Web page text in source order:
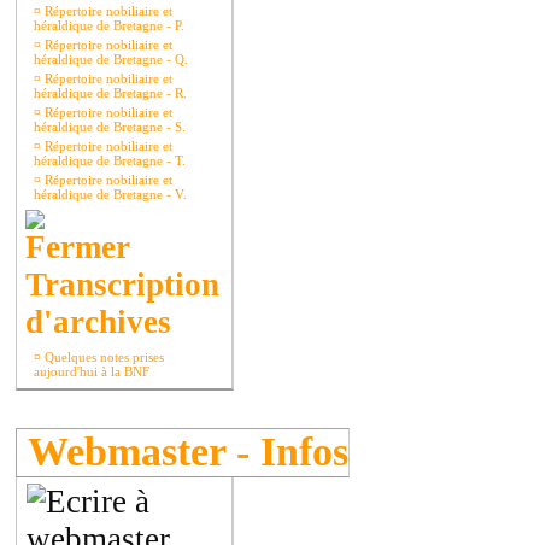
¤ Répertoire nobiliaire et
héraldique de Bretagne - P.
¤ Répertoire nobiliaire et
héraldique de Bretagne - Q.
¤ Répertoire nobiliaire et
héraldique de Bretagne - R.
¤ Répertoire nobiliaire et
héraldique de Bretagne - S.
¤ Répertoire nobiliaire et
héraldique de Bretagne - T.
¤ Répertoire nobiliaire et
héraldique de Bretagne - V.
Transcription
d'archives
¤ Quelques notes prises
aujourd'hui à la BNF
Webmaster - Infos